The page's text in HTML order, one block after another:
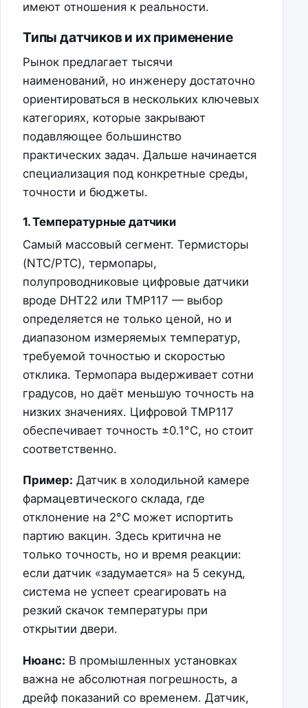
имеют отношения к реальности.
Типы датчиков и их применение
Рынок предлагает тысячи
наименований, но инженеру достаточно
ориентироваться в нескольких ключевых
категориях, которые закрывают
подавляющее большинство
практических задач. Дальше начинается
специализация под конкретные среды,
точности и бюджеты.
1. Температурные датчики
Самый массовый сегмент. Термисторы
(NTC/PTC), термопары,
полупроводниковые цифровые датчики
вроде DHT22 или TMP117 — выбор
определяется не только ценой, но и
диапазоном измеряемых температур,
требуемой точностью и скоростью
отклика. Термопара выдерживает сотни
градусов, но даёт меньшую точность на
низких значениях. Цифровой TMP117
обеспечивает точность ±0.1°C, но стоит
соответственно.
Пример: Датчик в холодильной камере
фармацевтического склада, где
отклонение на 2°C может испортить
партию вакцин. Здесь критична не
только точность, но и время реакции:
если датчик «задумается» на 5 секунд,
система не успеет среагировать на
резкий скачок температуры при
открытии двери.
Нюанс: В промышленных установках
важна не абсолютная погрешность, а
дрейф показаний со временем. Датчик,